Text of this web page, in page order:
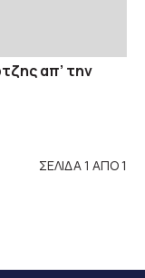
απ’ την
ΣΕΛΙΔΑ 1 ΑΠΟ 1